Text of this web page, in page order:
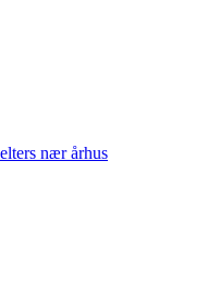
nær århus